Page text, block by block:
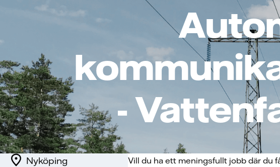
-
Nyköping
Vill du ha ett meningsfullt jobb där du